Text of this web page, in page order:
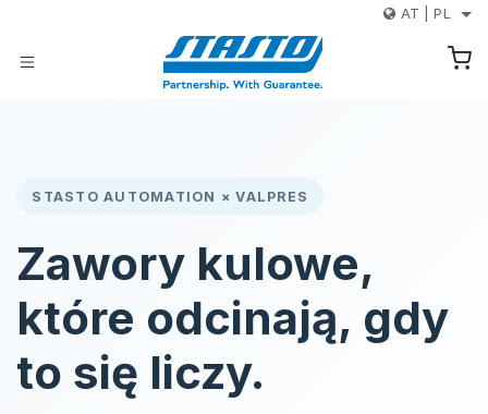
AT |PL
STASTO AUTOMATION × VALPRES
Zawory kulowe,
które odcinają, gdy
to się liczy.